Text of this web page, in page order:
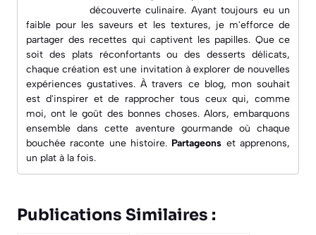
découverte culinaire. Ayant toujours eu un
faible pour les saveurs et les textures, je m'efforce de
partager des recettes qui captivent les papilles. Que ce
soit des plats réconfortants ou des desserts délicats,
chaque création est une invitation à explorer de nouvelles
expériences gustatives. À travers ce blog, mon souhait
est d'inspirer et de rapprocher tous ceux qui, comme
moi, ont le goût des bonnes choses. Alors, embarquons
ensemble dans cette aventure gourmande où chaque
bouchée raconte une histoire. Partageons et apprenons,
un plat à la fois.
Publications Similaires :